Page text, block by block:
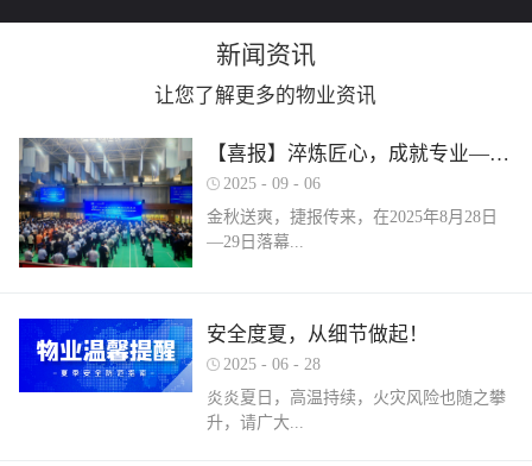
测评。主要工作...
新闻资讯
让您了解更多的物业资讯
【喜报】淬炼匠心，成就专业——西安锦江物业在“锦天物业杯”技能竞赛中斩获佳绩
2025 - 09 - 06
金秋送爽，捷报传来，在2025年8月28日
—29日落幕...
业职业技能竞赛中， 西安锦江物业服务有
限公司的选手们表现卓越，凭借扎实的理
论知识、精湛的操作技能和临危不乱的现
场发挥，在物业管理师、电工、消防设施
安全度夏，从细节做起！
2025 - 06 - 28
炎炎夏日，高温持续，火灾风险也随之攀
升，请广大...